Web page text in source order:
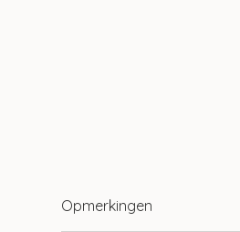
Opmerkingen